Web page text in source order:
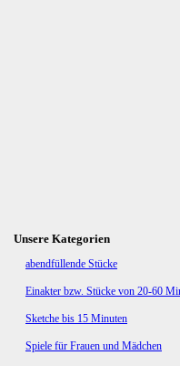
Unsere Kategorien
Navigation
abendfüllende Stücke
Einakter bzw. Stücke von 20-60
Sketche bis 15 Minuten
Spiele für Frauen und Mädchen